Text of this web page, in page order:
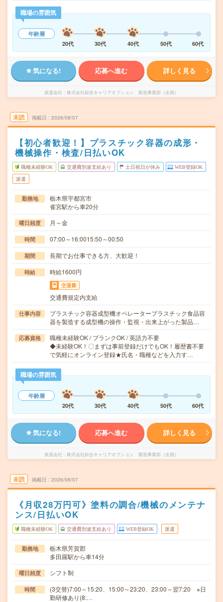
職場の雰囲気
年齢層
20代
30代 40代 50代 60代
気になる! 応募へ進む 詳しく見る
派遣会社 株式会社綜合キャリアオプション 製造事業部（全国）
未読 掲載日 2026/08/07
【初心者歓迎！】プラスチック容器の成形・
機械操作・検査/日払いOK
職種未経験OK 交通費別途支給あり 土日祝日が休み WEB登録OK
派遣
勤務地
栃木県宇都宮市
雀宮駅から車20分
曜日頻度 月～金
時間 07:00～16:0015:50～00:50
期間 長期でお仕事できる方、大歓迎！
時給 時給1600円
交通費
交通費規定内支給
仕事内容
プラスチック容器成型機オペレータープラスチック食品容
器を製造する成型機の操作・監視・出来上がった製品…
応募資格
職種未経験OK / ブランクOK / 英語力不要
◆未経験OK！〇まずは事前登録だけでもOK！履歴書不要
で気軽にオンライン登録★氏名・職種などを入力す…
職場の雰囲気
年齢層
20代
30代 40代 50代 60代
気になる! 応募へ進む 詳しく見る
派遣会社 株式会社綜合キャリアオプション 製造事業部（全国）
未読 掲載日 2026/08/07
《月収28万円可》塗料の調合/機械のメンテナ
ンス/日払いOK
職種未経験OK 交通費別途支給あり WEB登録OK 派遣
勤務地
栃木県芳賀郡
多田羅駅から車14分
曜日頻度 シフト制
時間
(3交替)7:00～15:20、15:00～23:20、23:00～翌7:20 ※日
勤研修あり(8:…